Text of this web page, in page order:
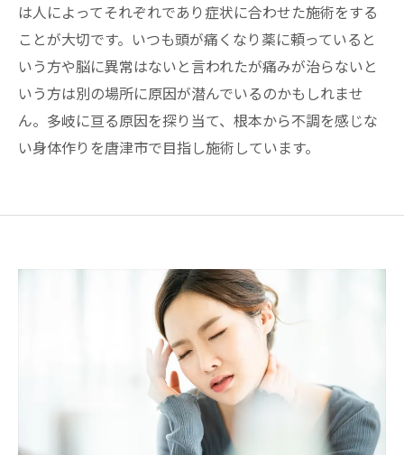
は人によってそれぞれであり症状に合わせた施術をする
ことが大切です。いつも頭が痛くなり薬に頼っていると
いう方や脳に異常はないと言われたが痛みが治らないと
いう方は別の場所に原因が潜んでいるのかもしれませ
ん。多岐に亘る原因を探り当て、根本から不調を感じな
い身体作りを唐津市で目指し施術しています。